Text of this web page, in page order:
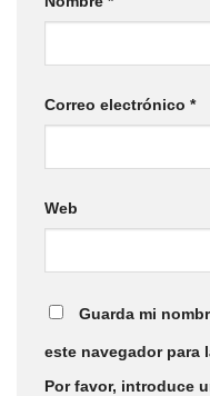
Correo electrónico *
Web
Guarda mi
este navegador para
Por favor, introduce